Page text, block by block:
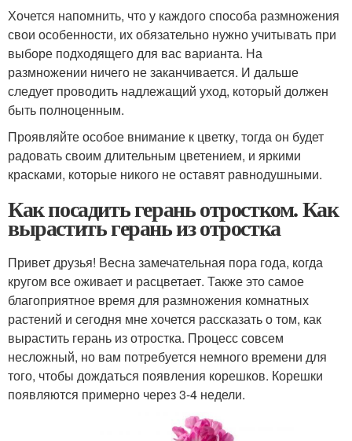
Хочется напомнить, что у каждого способа размножения
свои особенности, их обязательно нужно учитывать при
выборе подходящего для вас варианта. На
размножении ничего не заканчивается. И дальше
следует проводить надлежащий уход, который должен
быть полноценным.
Проявляйте особое внимание к цветку, тогда он будет
радовать своим длительным цветением, и яркими
красками, которые никого не оставят равнодушными.
Как посадить герань отростком. Как
вырастить герань из отростка
Привет друзья! Весна замечательная пора года, когда
кругом все оживает и расцветает. Также это самое
благоприятное время для размножения комнатных
растений и сегодня мне хочется рассказать о том, как
вырастить герань из отростка. Процесс совсем
несложный, но вам потребуется немного времени для
того, чтобы дождаться появления корешков. Корешки
появляются примерно через 3-4 недели.